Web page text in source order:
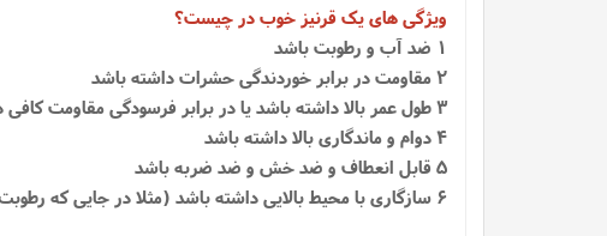
ویژگی های یک قرنیز خوب در چیست؟
1 ضد آب و رطوبت باشد
2 مقاومت در برابر خوردندگی حشرات داشته باشد
3 طول عمر بالا داشته باشد یا در برابر فرسودگی مقاومت کافی داشته باشد
4 دوام و ماندگاری بالا داشته باشد
5 قابل انعطاف و ضد خش و ضد ضربه باشد
6 سازگاری با محیط بالایی داشته باشد (مثلا در جایی که رطوبت بالا است قرنیز خراب نشود)